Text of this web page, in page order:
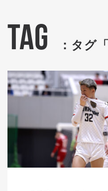
TAG ：タグ